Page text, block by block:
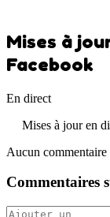
Mises à
Facebook
En direct
Mises à jour en
Aucun
Commentaires